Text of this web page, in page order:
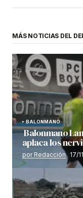
MÁS NOTICIAS DEL
BALONMANO
Balonmano
aplaca los
por Redacción 17/